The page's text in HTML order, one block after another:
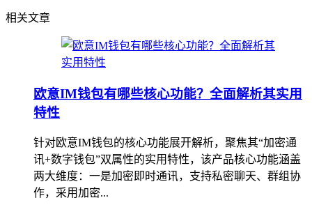
相关文章
欧意IM钱包有哪些核心功能？全面解析其实用
特性
针对欧意IM钱包的核心功能展开解析，聚焦其“加密通
讯+数字钱包”双属性的实用特性，该产品核心功能涵盖
两大维度：一是加密即时通讯，支持私密聊天、群组协
作，采用加密...